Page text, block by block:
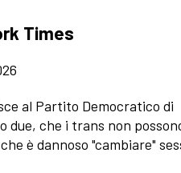
Times
al Partito Democratico di
due, che i trans non
è dannoso "cambiare"